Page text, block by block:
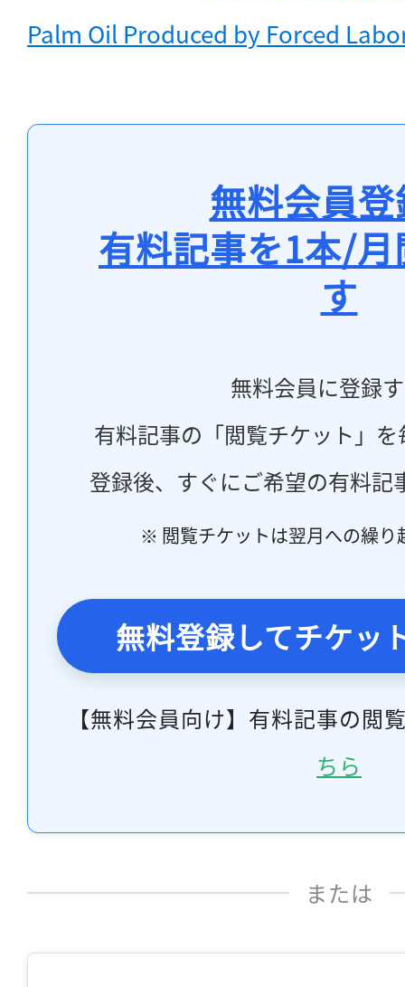
Palm Oil Produced by Forced
無料会員
有料記事を1本/
す
無料会員に登録
有料記事の「閲覧チケット」
登録後、すぐにご希望の有料記
※ 閲覧チケットは翌月への繰り
無料登録してチケッ
【無料会員向け】有料記事の閲
ちら
または